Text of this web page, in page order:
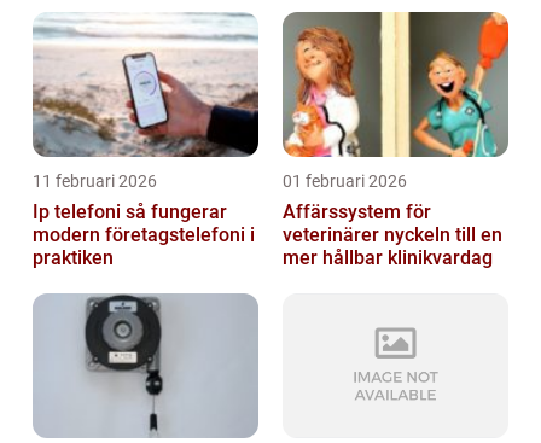
11 februari 2026
Ip telefoni så fungerar
modern företagstelefoni i
praktiken
01 februari 2026
Affärssystem för
veterinärer nyckeln till en
mer hållbar klinikvardag